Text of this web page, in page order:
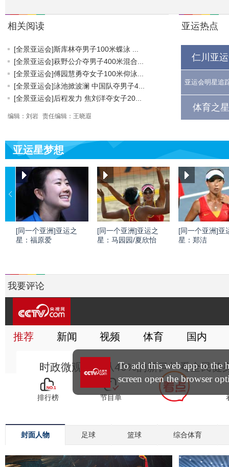
相关阅读
[全景亚运会]斯库林夺男子100米蝶泳 ...
[全景亚运会]萩野公介夺男子400米混合...
[全景亚运会]傅园慧勇夺女子100米仰泳...
[全景亚运会]泳池掀波澜 中国队夺男子4...
[全景亚运会]后程发力 焦刘洋夺女子20...
编辑：刘岩 责任编辑：王晓遐
亚运热点
仁川亚
亚运会明星追
体育之
亚运星梦想
[同一个亚洲]亚运之
星：福原爱
[同一个亚洲]亚运之
星：马园园/夏欣怡
[同一个亚洲]亚
星：郑洁
我要评论
封面人物 足球 篮球 综合体育